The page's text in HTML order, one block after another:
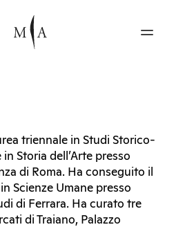
triennale in Studi Storico-
Storia dell’Arte presso
di Roma. Ha conseguito il
Scienze Umane presso
di Ferrara. Ha curato tre
di Traiano, Palazzo